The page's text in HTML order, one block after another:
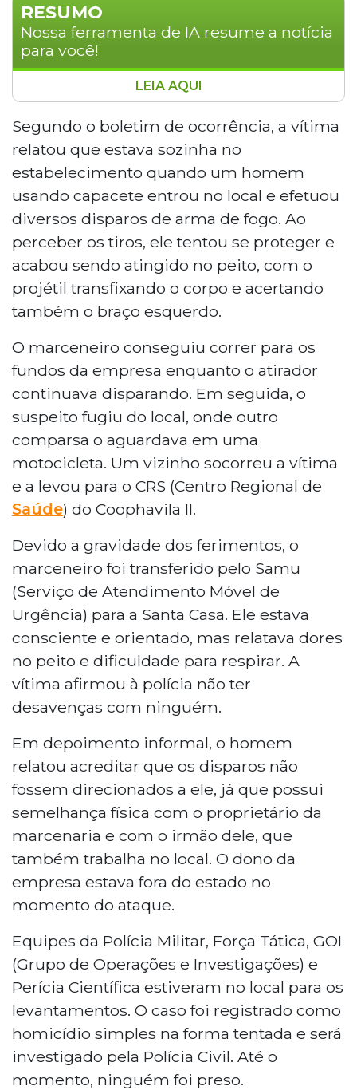
RESUMO
Nossa ferramenta de IA resume a notícia
para você!
Um marceneiro de 46 anos foi baleado
no peito enquanto trabalhava em uma
empresa na Rua Polônia, Vila São Jorge
da Lagoa, em Campo Grande. O ataque
ocorreu na tarde de terça-feira (6),
quando um homem encapacetado
entrou no estabelecimento e efetuou
diversos disparos. A vítima, que foi
atingida no peito e no braço esquerdo, foi
socorrida e encaminhada à Santa Casa.
Em depoimento, o marceneiro sugeriu
que os tiros podem ter sido direcionados
com quem tem semelhança física. O caso
é investigado pela Polícia Civil como
tentativa de homicídio.
LEIA AQUI
Segundo o boletim de ocorrência, a vítima
relatou que estava sozinha no
estabelecimento quando um homem
usando capacete entrou no local e efetuou
diversos disparos de arma de fogo. Ao
perceber os tiros, ele tentou se proteger e
acabou sendo atingido no peito, com o
projétil transfixando o corpo e acertando
também o braço esquerdo.
O marceneiro conseguiu correr para os
fundos da empresa enquanto o atirador
continuava disparando. Em seguida, o
suspeito fugiu do local, onde outro
comparsa o aguardava em uma
motocicleta. Um vizinho socorreu a vítima
e a levou para o CRS (Centro Regional de
Saúde) do Coophavila II.
Devido a gravidade dos ferimentos, o
marceneiro foi transferido pelo Samu
(Serviço de Atendimento Móvel de
Urgência) para a Santa Casa. Ele estava
consciente e orientado, mas relatava dores
no peito e dificuldade para respirar. A
vítima afirmou à polícia não ter
desavenças com ninguém.
Em depoimento informal, o homem
relatou acreditar que os disparos não
fossem direcionados a ele, já que possui
semelhança física com o proprietário da
marcenaria e com o irmão dele, que
também trabalha no local. O dono da
empresa estava fora do estado no
momento do ataque.
Equipes da Polícia Militar, Força Tática, GOI
(Grupo de Operações e Investigações) e
Perícia Científica estiveram no local para os
levantamentos. O caso foi registrado como
homicídio simples na forma tentada e será
investigado pela Polícia Civil. Até o
momento, ninguém foi preso.